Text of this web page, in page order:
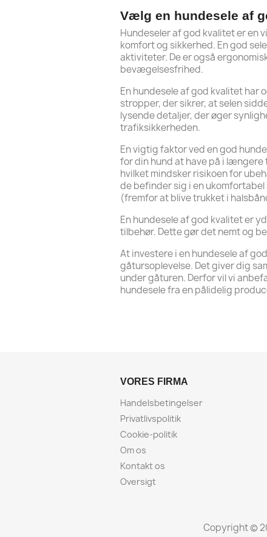
Vælg en hundesele af
Hundeseler af god kvalitet er en
komfort og sikkerhed. En god
aktiviteter. De er også
bevægelsesfrihed.
En hundesele af god kvalitet
stropper, der sikrer, at selen
lysende detaljer, der øger
trafiksikkerheden.
En vigtig faktor ved en god
for din hund at have på i
hvilket mindsker risikoen for
de befinder sig i en
(fremfor at blive trukket i
En hundesele af god kvalitet er
tilbehør. Dette gør det nemt og
At investere i en hundesele af
gåtursoplevelse. Det giver dig
under gåturen. Derfor vil vi
hundesele fra en pålidelig
VORES FIRMA
Handelsbetingelser
Privatlivspolitik
Cookie-politik
Om os
Kontakt os
Oversigt
Copyright ©